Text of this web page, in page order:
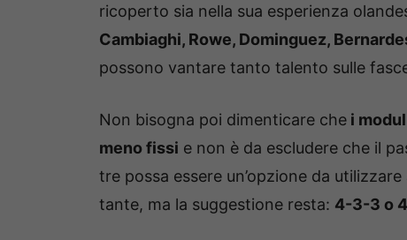
ricoperto sia nella sua esperienza
Cambiaghi, Rowe, Dominguez,
possono vantare tanto talento sulle
Non bisogna poi dimenticare che i
meno fissi e non è da escludere che il
tre possa essere un’opzione da
tante, ma la suggestione resta: 4-3-3 o